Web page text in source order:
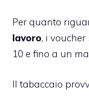
Per quanto
lavoro, i
10 e fino a un
Il tabaccaio